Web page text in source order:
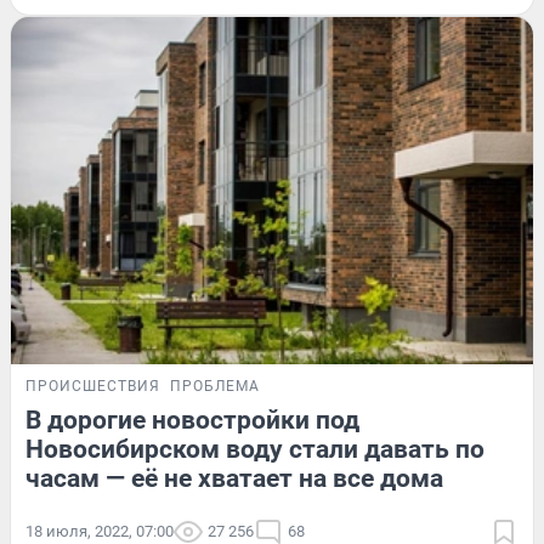
ПРОИСШЕСТВИЯ ПРОБЛЕМА
В дорогие новостройки под
Новосибирском воду стали давать по
часам — её не хватает на все дома
18 июля, 2022, 07:00 27 256 68